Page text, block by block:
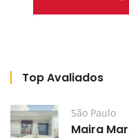
Top Avaliados
São Paulo
Maira